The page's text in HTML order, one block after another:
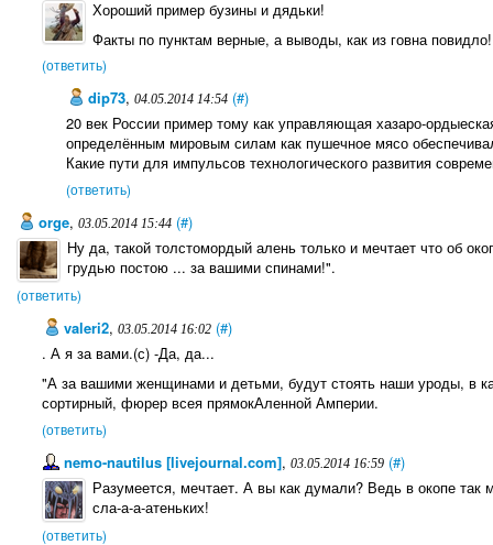
Хороший пример бузины и дядьки!
Факты по пунктам верные, а выводы, как из говна повидло!
(ответить)
dip73,04.05.2014 14:54 (#)
20 век России пример тому как управляющая хазаро-
определённым мировым силам как пушечное мясо
Какие пути для импульсов технологического развития
(ответить)
orge, 03.05.2014 15:44 (#)
Ну да, такой толстомордый алень только и мечтает что об
грудью постою ... за вашими спинами!".
(ответить)
valeri2, 03.05.2014 16:02 (#)
. А я за вами.(с) -Да, да...
"А за вашими женщинами и детьми, будут стоять наши уроды, в
сортирный, фюрер всея прямокАленной Амперии.
(ответить)
nemo-nautilus [livejournal.com], 03.05.2014 16:59 (#)
Разумеется, мечтает. А вы как думали? Ведь в окопе так
сла-а-а-атеньких!
(ответить)